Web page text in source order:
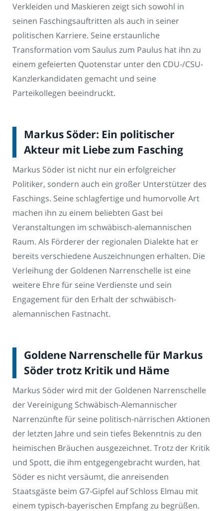
Verkleiden und Maskieren zeigt sich sowohl in
seinen Faschingsauftritten als auch in seiner
politischen Karriere. Seine erstaunliche
Transformation vom Saulus zum Paulus hat ihn zu
einem gefeierten Quotenstar unter den CDU-/CSU-
Kanzlerkandidaten gemacht und seine
Parteikollegen beeindruckt.
Markus Söder: Ein politischer
Akteur mit Liebe zum Fasching
Markus Söder ist nicht nur ein erfolgreicher
Politiker, sondern auch ein großer Unterstützer des
Faschings. Seine schlagfertige und humorvolle Art
machen ihn zu einem beliebten Gast bei
Veranstaltungen im schwäbisch-alemannischen
Raum. Als Förderer der regionalen Dialekte hat er
bereits verschiedene Auszeichnungen erhalten. Die
Verleihung der Goldenen Narrenschelle ist eine
weitere Ehre für seine Verdienste und sein
Engagement für den Erhalt der schwäbisch-
alemannischen Fastnacht.
Goldene Narrenschelle für Markus
Söder trotz Kritik und Häme
Markus Söder wird mit der Goldenen Narrenschelle
der Vereinigung Schwäbisch-Alemannischer
Narrenzünfte für seine politisch-närrischen Aktionen
der letzten Jahre und sein tiefes Bekenntnis zu den
heimischen Bräuchen ausgezeichnet. Trotz der Kritik
und Spott, die ihm entgegengebracht wurden, hat
Söder es nicht versäumt, die anreisenden
Staatsgäste beim G7-Gipfel auf Schloss Elmau mit
einem typisch-bayerischen Empfang zu begrüßen.